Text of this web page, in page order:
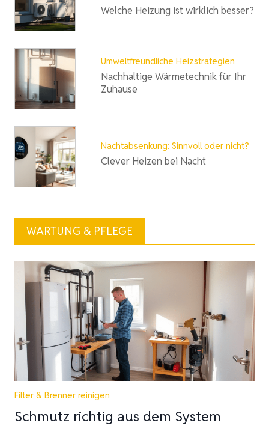
Welche Heizung ist wirklich besser?
Umweltfreundliche Heizstrategien
Nachhaltige Wärmetechnik für Ihr
Zuhause
Nachtabsenkung: Sinnvoll oder nicht?
Clever Heizen bei Nacht
WARTUNG & PFLEGE
Filter & Brenner reinigen
Schmutz richtig aus dem System